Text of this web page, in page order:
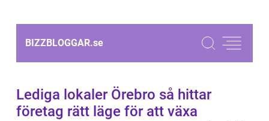
BIZZBLOGGAR.se
Lediga lokaler Örebro så hittar
företag rätt läge för att växa